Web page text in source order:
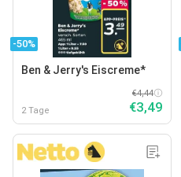
-50%
Ben & Jerry's Eiscreme*
2 Tage
€4,44
€3,49